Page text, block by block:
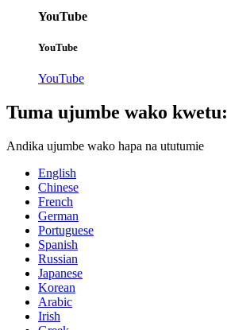
YouTube
YouTube
YouTube
Tuma ujumbe wako kwetu:
Andika ujumbe wako hapa na ututumie
English
Chinese
French
German
Portuguese
Spanish
Russian
Japanese
Korean
Arabic
Irish